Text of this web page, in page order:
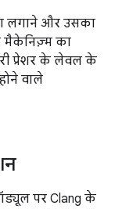
लगाने और उसका
मैकेनिज़्म का
प्रेशर के लेवल के
वाले
पर Clang के